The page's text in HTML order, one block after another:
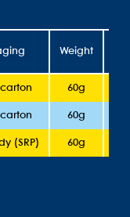
Weight
60g
60g
(SRP) 60g